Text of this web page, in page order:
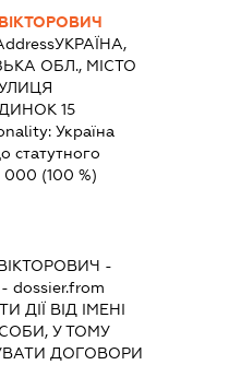
УКРАЇНА,
ОБЛ., МІСТО
15
Україна
статутного
000 (100 %)
-
dossier.from
ДІЇ ВІД ІМЕНІ
У ТОМУ
ДОГОВОРИ